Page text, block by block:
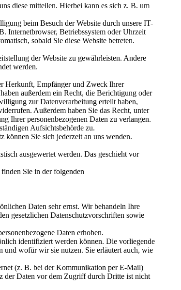
diese mitteilen. Hierbei kann es sich z. B. um
beim Besuch der Website durch unsere IT-
Internetbrowser, Betriebssystem oder Uhrzeit
sobald Sie diese Website betreten.
der Website zu gewährleisten. Andere
werden.
Herkunft, Empfänger und Zweck Ihrer
außerdem ein Recht, die Berichtigung oder
zur Datenverarbeitung erteilt haben,
Außerdem haben Sie das Recht, unter
Ihrer personenbezogenen Daten zu verlangen.
Aufsichtsbehörde zu.
können Sie sich jederzeit an uns wenden.
ausgewertet werden. Das geschieht vor
Sie in der folgenden
Daten sehr ernst. Wir behandeln Ihre
gesetzlichen Datenschutzvorschriften sowie
Daten erhoben.
identifiziert werden können. Die vorliegende
und wofür wir sie nutzen. Sie erläutert auch, wie
(z. B. bei der Kommunikation per E-Mail)
der Daten vor dem Zugriff durch Dritte ist nicht